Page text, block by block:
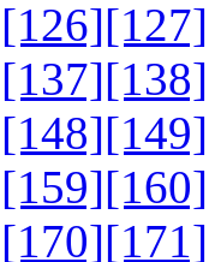
[126][127]
[137][138]
[148][149]
[159][160]
[170][171]